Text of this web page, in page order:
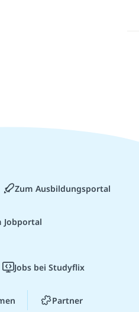
Zum Ausbildungsportal
Jobportal
Jobs bei Studyflix
Partner